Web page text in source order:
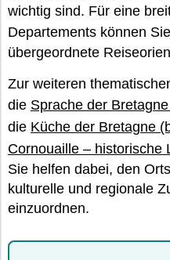
wichtig sind. Für eine
Departements können
übergeordnete
Zur weiteren
die Sprache der
die Küche der Bretagne
Cornouaille – historische
Sie helfen dabei, den
kulturelle und regionale
einzuordnen.